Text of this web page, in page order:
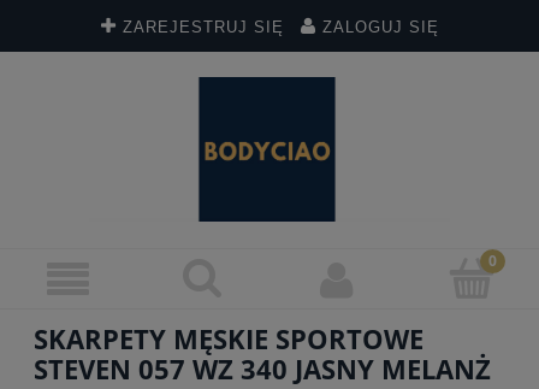
ZAREJESTRUJ SIĘ ZALOGUJ SIĘ
SKARPETY MĘSKIE SPORTOWE
STEVEN 057 WZ 340 JASNY MELANŻ